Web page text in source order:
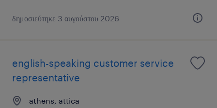
δημοσιεύτηκε 3 αυγούστου 2026
english-speaking customer service
representative
athens, attica